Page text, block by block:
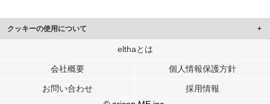
クッキーの使用について
このサイトでは Cookie を使用して、ユーザーに合わせたコンテンツや広告の
行っています。
メディアや広告配信、データ解析の各パートナーに提供しています。
各パートナーは、この情報とユーザーが各パートナーに提供した他の情報や、
elthaとは
会社概要 個人情報保護方針
お問い合わせ
採用情報